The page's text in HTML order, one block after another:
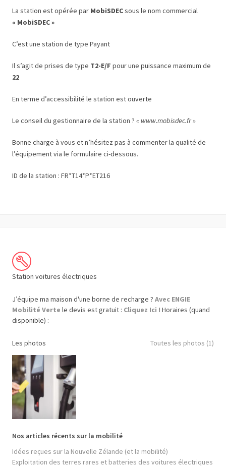
La station est opérée par MobiSDECsous le nom commercial
« MobiSDEC »
C’est une station de type Payant
Il s’agit de prises de type T2-E/F pour une puissance maximum de
22
En terme d’accessibilité le station est ouverte
Le conseil du gestionnaire de la station ? « www.mobisdec.fr »
Bonne charge à vous et n’hésitez pas à commenter la qualité de
l’équipement via le formulaire ci-dessous.
ID de la station : FR*T14*P*ET216
Station voitures électriques
J’équipe ma maison d'une borne de recharge ? Avec ENGIE
Mobilité Verte le devis est gratuit : Cliquez Ici ! Horaires (quand
disponible) :
Les photos Toutes les photos (1)
Nos articles récents sur la mobilité
Idées reçues sur la Nouvelle Zélande (et la mobilité)
Exploitation des terres rares et batteries des voitures électriques